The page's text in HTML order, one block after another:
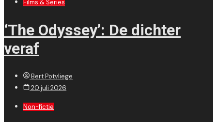
Films & Series
‘The Odyssey’: De dichter
veraf
Bert Potvliege
20 juli 2026
Non-fictie